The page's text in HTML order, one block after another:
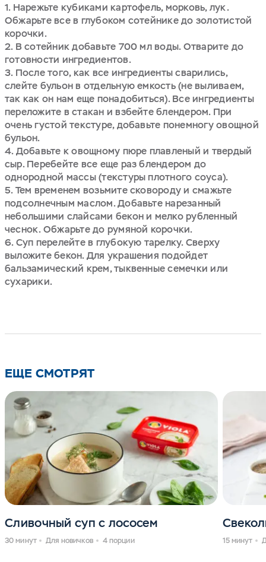
1. Нарежьте кубиками картофель, морковь, лук.
Обжарьте все в глубоком сотейнике до золотистой
корочки.
2. В сотейник добавьте 700 мл воды. Отварите до
готовности ингредиентов.
3. После того, как все ингредиенты сварились,
слейте бульон в отдельную емкость (не выливаем,
так как он нам еще понадобиться). Все ингредиенты
переложите в стакан и взбейте блендером. При
очень густой текстуре, добавьте понемногу овощной
бульон.
4. Добавьте к овощному пюре плавленый и твердый
сыр. Перебейте все еще раз блендером до
однородной массы (текстуры плотного соуса).
5. Тем временем возьмите сковороду и смажьте
подсолнечным маслом. Добавьте нарезанный
небольшими слайсами бекон и мелко рубленный
чеснок. Обжарьте до румяной корочки.
6. Суп перелейте в глубокую тарелку. Сверху
выложите бекон. Для украшения подойдет
бальзамический крем, тыквенные семечки или
сухарики.
ЕЩЕ СМОТРЯТ
Сливочный суп с лососем
30 минут Для новичков 4 порции 15 минут